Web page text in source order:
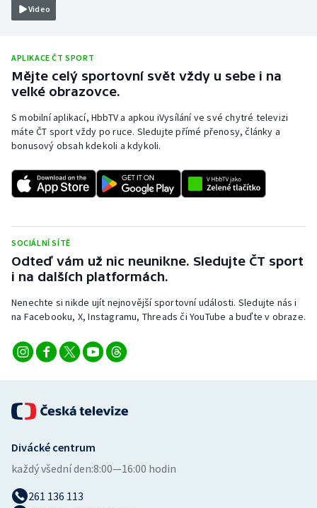
Plavání
Ragby
Rychlobruslení
Rychlostní kanoistika
Short track
Stolní tenis
Triatlon
Veslování
Vodní slalom
Volejbal
Ostatní
Video
APLIKACE ČT SPORT
Mějte celý sportovní svět vždy u sebe i na
velké obrazovce.
S mobilní aplikací, HbbTV a apkou iVysílání ve své chytré televizi
máte ČT sport vždy po ruce. Sledujte přímé přenosy, články a
bonusový obsah kdekoli a kdykoli.
SOCIÁLNÍ SÍTĚ
Odteď vám už nic neunikne. Sledujte ČT sport
i na dalších platformách.
Nenechte si nikde ujít nejnovější sportovní události. Sledujte nás i
na Facebooku, X, Instagramu, Threads či YouTube a buďte v obraze.
Divácké centrum
každý všední den:8:00—16:00 hodin
261 136 113